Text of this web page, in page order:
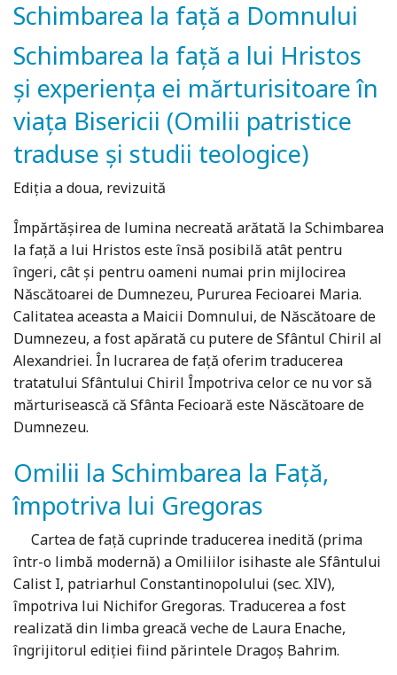
Schimbarea la față a Domnului
Schimbarea la față a lui Hristos
și experiența ei mărturisitoare în
viața Bisericii (Omilii patristice
traduse și studii teologice)
Ediția a doua, revizuită
Împărtășirea de lumina necreată arătată la Schimbarea
la față a lui Hristos este însă posibilă atât pentru
îngeri, cât și pentru oameni numai prin mijlocirea
Născătoarei de Dumnezeu, Pururea Fecioarei Maria.
Calitatea aceasta a Maicii Domnului, de Născătoare de
Dumnezeu, a fost apărată cu putere de Sfântul Chiril al
Alexandriei. În lucrarea de față oferim traducerea
tratatului Sfântului Chiril Împotriva celor ce nu vor să
mărturisească că Sfânta Fecioară este Născătoare de
Dumnezeu.
Omilii la Schimbarea la Față,
împotriva lui Gregoras
Cartea de faţă cuprinde traducerea inedită (prima
într-o limbă modernă) a Omiliilor isihaste ale Sfântului
Calist I, patriarhul Constantinopolului (sec. XIV),
împotriva lui Nichifor Gregoras. Traducerea a fost
realizată din limba greacă veche de Laura Enache,
îngrijitorul ediţiei fiind părintele Dragoş Bahrim.